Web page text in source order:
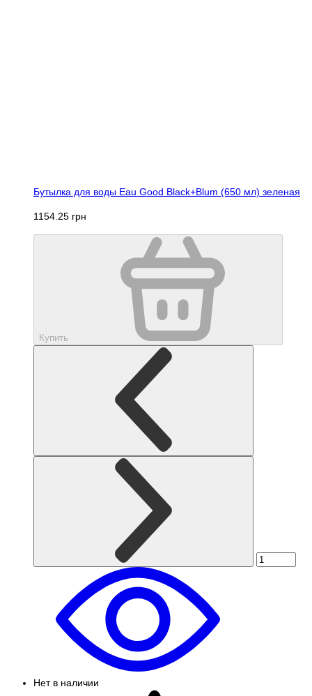
Бутылка для воды Eau Good Black+Blum (650 мл) зеленая
1154.25 грн
Купить
Нет в наличии